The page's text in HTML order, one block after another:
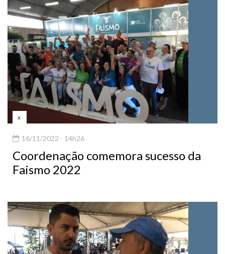
x
16/11/2022 - 14h26
Coordenação comemora sucesso da
Faismo 2022